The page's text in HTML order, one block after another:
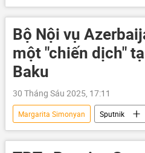
phương Tây
Donald Trump
Bộ Nội vụ
một "chiến dịch"
Baku
30 Tháng Sáu 2025, 17:11
Margarita Simonyan
Sputnik
Hãng thông tấn và đài phát thanh